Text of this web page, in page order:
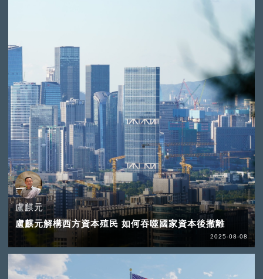
盧麒元
盧麒元解構西方資本殖民 如何吞噬國家資本後撤離
2025-08-08